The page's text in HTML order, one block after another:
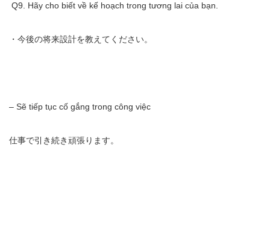
Q9. Hãy cho biết về kế hoạch trong tương lai của bạn.
・今後の将来設計を教えてください。
– Sẽ tiếp tục cố gắng trong công việc
仕事で引き続き頑張ります。